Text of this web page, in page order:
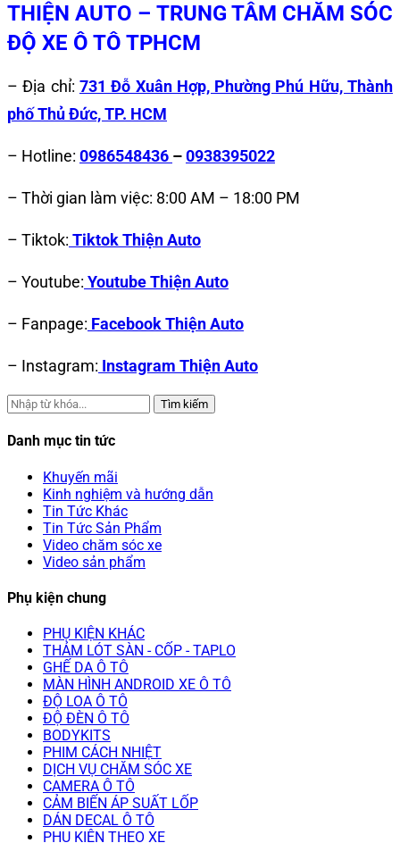
THIỆN AUTO – TRUNG TÂM CHĂM SÓC
ĐỘ XE Ô TÔ TPHCM
– Địa chỉ: 731 Đỗ Xuân Hợp, Phường Phú Hữu, Thành
phố Thủ Đức, TP. HCM
– Hotline: 0986548436 –0938395022
– Thời gian làm việc: 8:00 AM – 18:00 PM
– Tiktok: Tiktok Thiện Auto
– Youtube: Youtube Thiện Auto
– Fanpage: Facebook Thiện Auto
– Instagram: Instagram Thiện Auto
Tìm kiếm
Danh mục tin tức
Khuyến mãi
Kinh nghiệm và hướng dẫn
Tin Tức Khác
Tin Tức Sản Phẩm
Video chăm sóc xe
Video sản phẩm
Phụ kiện chung
PHỤ KIỆN KHÁC
THẢM LÓT SÀN - CỐP - TAPLO
GHẾ DA Ô TÔ
MÀN HÌNH ANDROID XE Ô TÔ
ĐỘ LOA Ô TÔ
ĐỘ ĐÈN Ô TÔ
BODYKITS
PHIM CÁCH NHIỆT
DỊCH VỤ CHĂM SÓC XE
CAMERA Ô TÔ
CẢM BIẾN ÁP SUẤT LỐP
DÁN DECAL Ô TÔ
PHỤ KIỆN THEO XE